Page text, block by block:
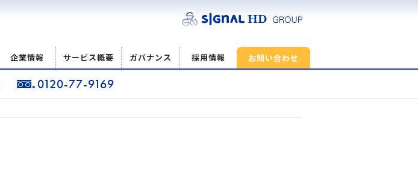
企業情報 サービス概要 ガバナンス 採用情報 お問い合わせ
0120-77-9169